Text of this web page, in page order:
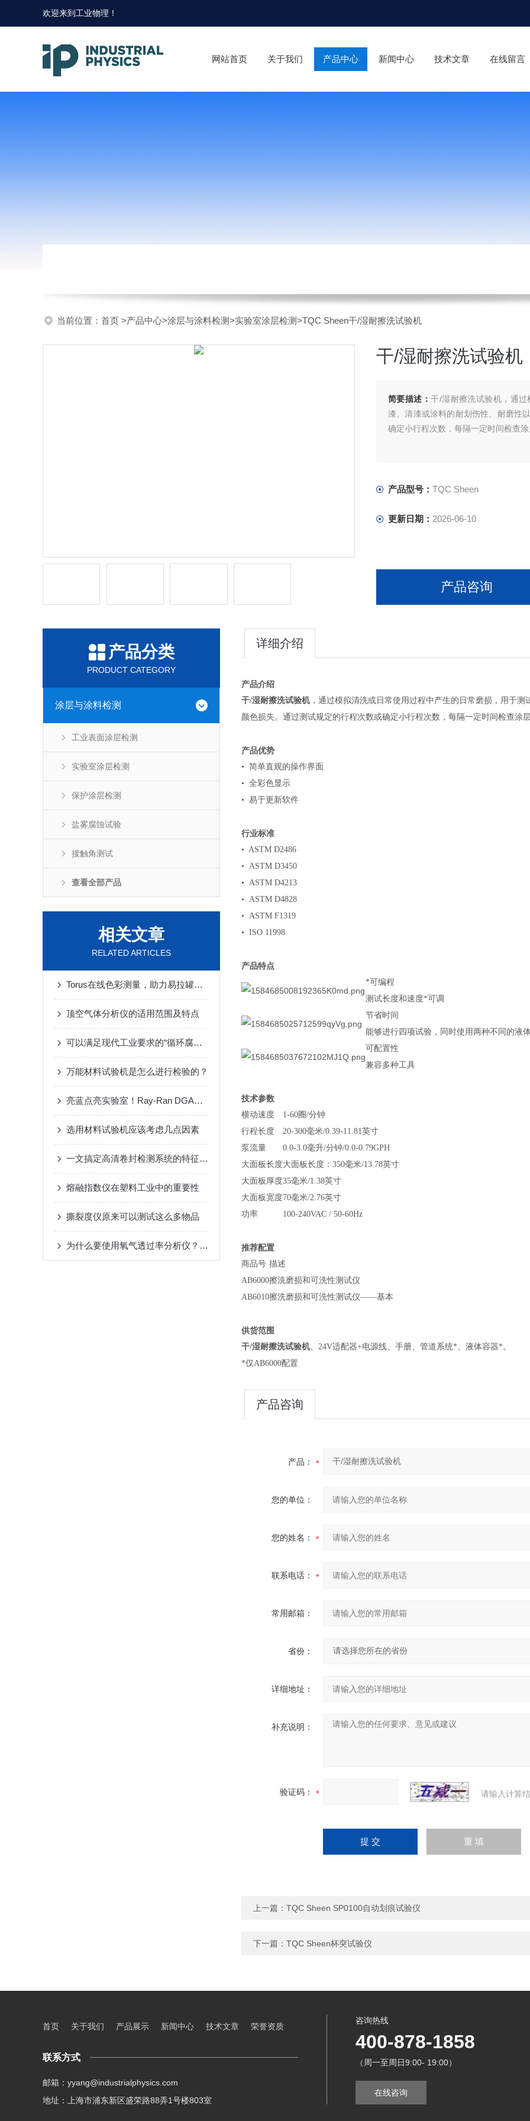
欢迎来到 工业物理 ！
网站首页 关于我们 产品中心 新闻中心 技术文章 在线留言
当前位置： 首页 >产品中心>涂层与涂料检测>实验室涂层检测>TQC Sheen干/湿耐擦洗试验机
干/湿耐擦洗试验机
简要描述：干/湿耐擦洗试验机，通
漆、清漆或涂料的耐划伤性、耐磨性
确定小行程次数，每隔一定时间检查
产品型号： TQC Sheen
更新日期： 2026-06-10
产品咨询
产品分类
PRODUCT CATEGORY
涂层与涂料检测
工业表面涂层检测
实验室涂层检测
保护涂层检测
盐雾腐蚀试验
接触角测试
查看全部产品
相关文章
RELATED ARTICLES
Torus在线色彩测量，助力易拉罐高质量生产
顶空气体分析仪的适用范围及特点
可以满足现代工业要求的“循环腐蚀试验箱”
万能材料试验机是怎么进行检验的？
亮蓝点亮实验室！Ray-Ran DGA密度梯度仪真机操作演示
选用材料试验机应该考虑几点因素
一文搞定高清卷封检测系统的特征与性能
熔融指数仪在塑料工业中的重要性
撕裂度仪原来可以测试这么多物品
为什么要使用氧气透过率分析仪？它的原理是什么？
详细介绍
产品介绍
干/湿耐擦洗试验机，通过模拟清洗或日常使用过程中产生的日常磨损，用于
颜色损失。通过测试规定的行程次数或确定小行程次数，每隔一定时间检查涂
产品优势
• 简单直观的操作界面
• 全彩色显示
• 易于更新软件
行业标准
• ASTM D2486
• ASTM D3450
• ASTM D4213
• ASTM D4828
• ASTM F1319
• ISO 11998
产品特点
*可编程
测试长度和速度*可调
节省时间
能够进行四项试验，同时使用两种不同的液
可配置性
兼容多种工具
技术参数
横动速度
1-60圈/分钟
行程长度
20-300毫米/0.39-11.81英寸
泵流量
0.0-3.0毫升/分钟/0.0-0.79GPH
大面板长度大面板长度：350毫米/13.78英寸
大面板厚度35毫米/1.38英寸
大面板宽度70毫米/2.76英寸
功率
100-240VAC / 50-60Hz
推荐配置
商品号 描述
AB6000擦洗磨损和可洗性测试仪
AB6010擦洗磨损和可洗性测试仪——基本
供货范围
干/湿耐擦洗试验机、24V适配器+电源线、手册、管道系统*、液体容器*。
*仅AB6000配置
产品咨询
产品：
您的单位：
您的姓名：
联系电话：
常用邮箱：
省份：
详细地址：
补充说明：
验证码： 请输入计算
上一篇： TQC Sheen SP0100自动划痕试验仪
下一篇： TQC Sheen杯突试验仪
首页 关于我们 产品展示 新闻中心 技术文章 荣誉资质
联系方式
邮箱：yyang@industrialphysics.com
地址：上海市浦东新区盛荣路88弄1号楼803室
咨询热线
400-878-1858
（周一至周日9:00- 19:00）
在线咨询